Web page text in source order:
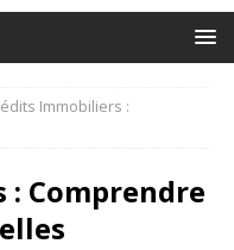
Immobiliers :
Comprendre